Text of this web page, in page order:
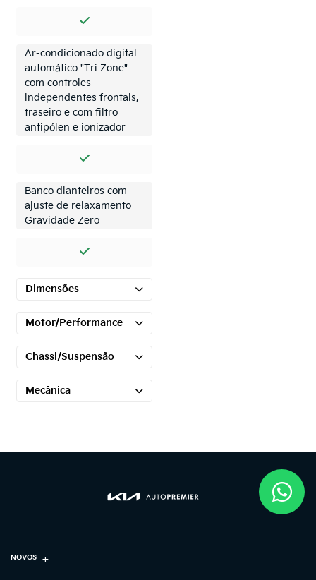
Ar-condicionado digital
automático "Tri Zone"
com controles
independentes frontais,
traseiro e com filtro
antipólen e ionizador
Banco dianteiros com
ajuste de relaxamento
Gravidade Zero
Dimensões
Motor/Performance
Chassi/Suspensão
Mecânica
NOVOS